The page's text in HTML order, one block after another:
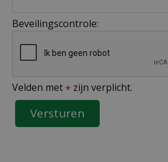
Beveilingscontrole:
Velden met * zijn verplicht.